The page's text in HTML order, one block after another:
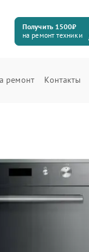
Получить 1500₽
на ремонт техники
ремонт Контакты